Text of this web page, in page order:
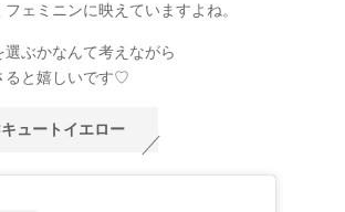
ェミニンに映えていますよね。
ぶかなんて考えながら
ると嬉しいです♡
ュートイエロー